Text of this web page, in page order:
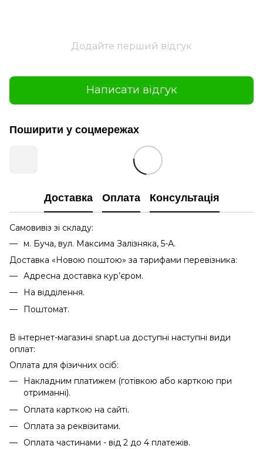
Додайте перший відгук
Написати відгук
Поширити у соцмережах
Доставка Оплата Консультація
Самовивіз зі складу:
м. Буча, вул. Максима Залізняка, 5-А.
Доставка «Новою поштою» за тарифами перевізника:
Адресна доставка кур’єром.
На відділення.
Поштомат.
В інтернет-магазині snapt.ua доступні наступні види
оплат:
Оплата для фізичних осіб:
Накладним платижем (готівкою або карткою при
отриманні).
Оплата карткою на сайті.
Оплата за реквізитами.
Оплата частинами - від 2 до 4 платежів.